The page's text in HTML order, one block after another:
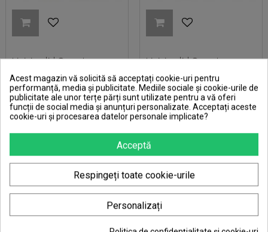
Lipici solid Sweet
2 modele
Pret
6,00 RON
Lipici solid Sweet
Pret
9,00 RON
Acest magazin vă solicită să acceptați cookie-uri pentru
performanță, media și publicitate. Mediile sociale și cookie-urile de
publicitate ale unor terțe părți sunt utilizate pentru a vă oferi
funcții de social media și anunțuri personalizate. Acceptați aceste
cookie-uri și procesarea datelor personale implicate?
Acceptă
Respingeți toate cookie-urile
Personalizați